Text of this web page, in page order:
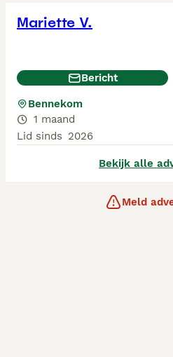
Mariette V.
Bericht
Bennekom
1 maand
Lid sinds 2026
Bekijk alle
Meld